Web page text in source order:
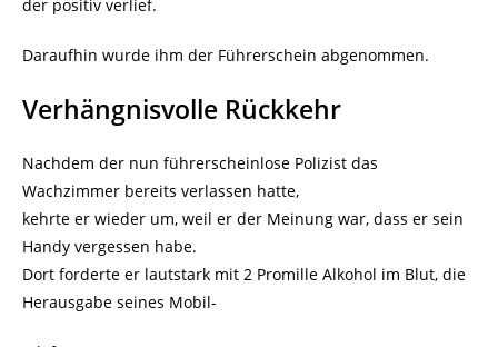
der positiv verlief.
Daraufhin wurde ihm der Führerschein abgenommen.
Verhängnisvolle Rückkehr
Nachdem der nun führerscheinlose Polizist das
Wachzimmer bereits verlassen hatte,
kehrte er wieder um, weil er der Meinung war, dass er sein
Handy vergessen habe.
Dort forderte er lautstark mit 2 Promille Alkohol im Blut, die
Herausgabe seines Mobil-